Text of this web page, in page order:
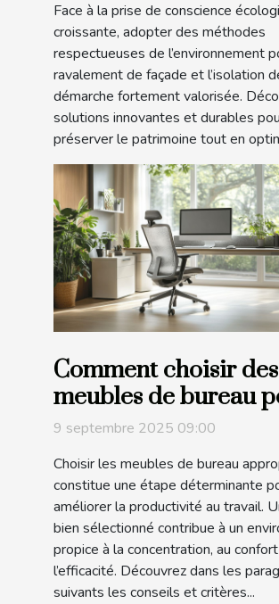
Face à la prise de conscience
croissante, adopter des méthodes
respectueuses de l’environnement
ravalement de façade et l’isolation
démarche fortement valorisée.
solutions innovantes et durables
préserver le patrimoine tout en
Comment choisir des
meubles de bureau
maximiser la
9 septembre 2025 09:00
Choisir les meubles de bureau
constitue une étape déterminante
améliorer la productivité au travail.
bien sélectionné contribue à un
propice à la concentration, au
l’efficacité. Découvrez dans les
suivants les conseils et critères...